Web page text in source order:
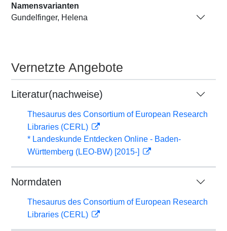
Namensvarianten
Gundelfinger, Helena
Vernetzte Angebote
Literatur(nachweise)
Thesaurus des Consortium of European Research
Libraries (CERL)
* Landeskunde Entdecken Online - Baden-
Württemberg (LEO-BW) [2015-]
Normdaten
Thesaurus des Consortium of European Research
Libraries (CERL)